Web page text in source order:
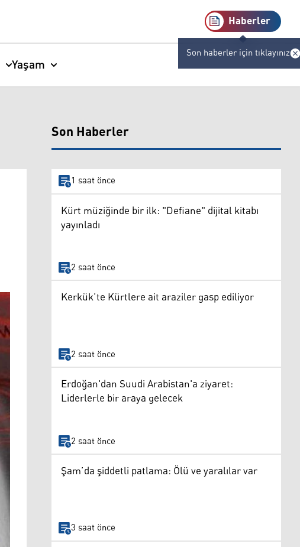
Haberler
Son haberler için tıklayınız
Yaşam
Son Haberler
1 saat önce
Kürt müziğinde bir ilk: "Defiane" dijital kitabı
yayınladı
2 saat önce
Kerkük’te Kürtlere ait araziler gasp ediliyor
2 saat önce
Erdoğan'dan Suudi Arabistan'a ziyaret:
Liderlerle bir araya gelecek
2 saat önce
Şam’da şiddetli patlama: Ölü ve yaralılar var
3 saat önce